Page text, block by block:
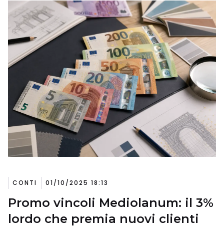
CONTI 01/10/2025 18:13
Promo vincoli Mediolanum: il 3%
lordo che premia nuovi clienti